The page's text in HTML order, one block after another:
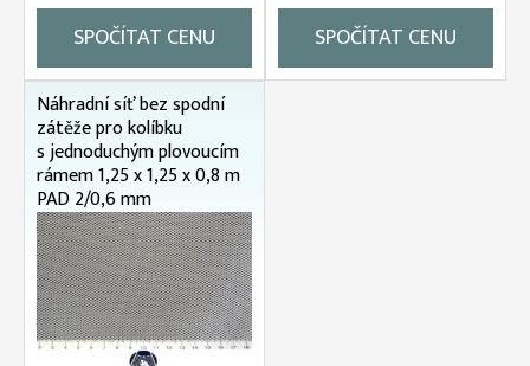
SPOČÍTAT CENU
SPOČÍTAT CENU
Náhradní síť bez spodní
zátěže pro kolíbku
s jednoduchým plovoucím
rámem 1,25 x 1,25 x 0,8 m
PAD 2/0,6 mm